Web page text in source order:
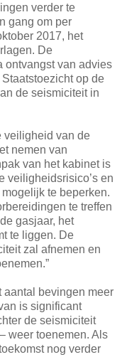
verder te
gang om per
2017, het
De
ontvangst van advies
op de
de seismiciteit in
veiligheid van de
nemen van
van het kabinet is
veiligheidsrisico’s en
te beperken.
te treffen
gasjaar, het
te liggen. De
zal afnemen en
aantal bevingen meer
is significant
de seismiciteit
weer toenemen. Als
nog verder